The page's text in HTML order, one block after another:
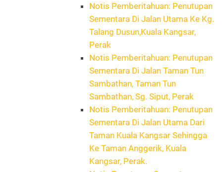
Notis Pemberitahuan: Penutupan
Sementara Di Jalan Utama Ke Kg.
Talang Dusun,Kuala Kangsar,
Perak
Notis Pemberitahuan: Penutupan
Sementara Di Jalan Taman Tun
Sambathan, Taman Tun
Sambathan, Sg. Siput, Perak
Notis Pemberitahuan: Penutupan
Sementara Di Jalan Utama Dari
Taman Kuala Kangsar Sehingga
Ke Taman Anggerik, Kuala
Kangsar, Perak.